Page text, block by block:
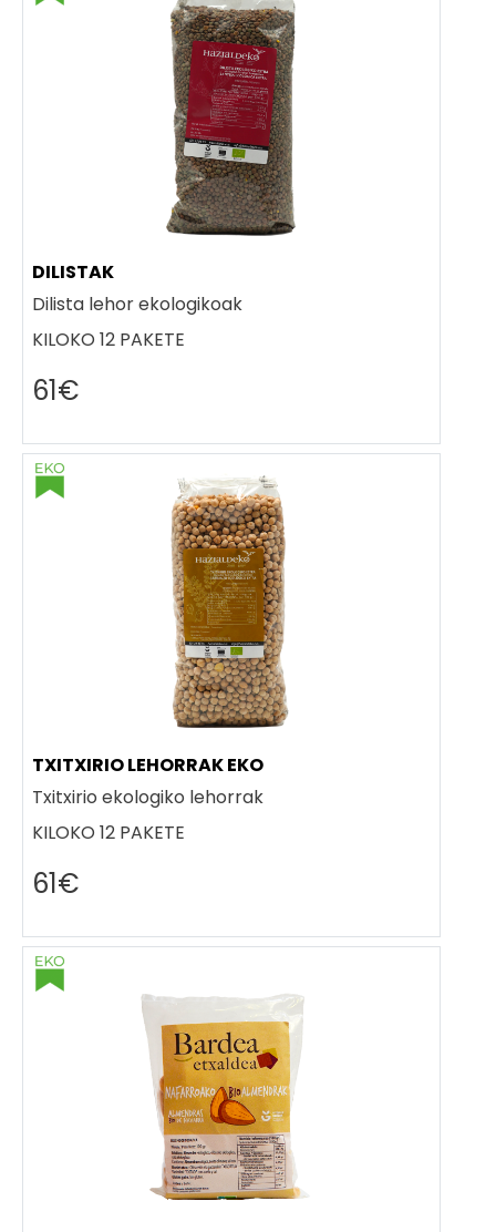
DILISTAK
Dilista lehor ekologikoak
KILOKO 12 PAKETE
61€
TXITXIRIO LEHORRAK EKO
Txitxirio ekologiko lehorrak
KILOKO 12 PAKETE
61€